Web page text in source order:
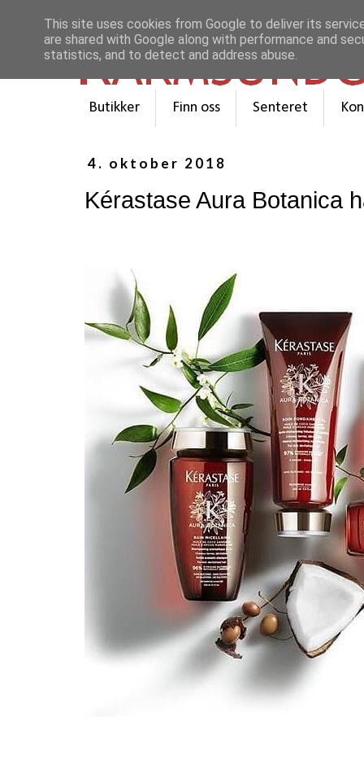
Butikker Finn oss Senteret
4. oktober 2018
Kérastase Aura Botanica
This site uses cookies from Google to deliver its
are shared with Google along with performance and
statistics, and to detect and address abuse.